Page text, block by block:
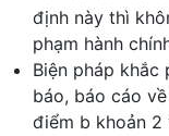
định này thì
phạm hành
Biện pháp khắc
báo, báo cáo
điểm b khoản 2